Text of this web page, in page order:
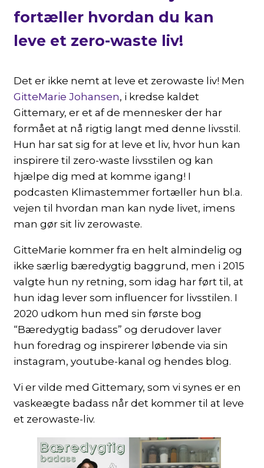
fortæller hvordan du kan
leve et zero-waste liv!
Det er ikke nemt at leve et zerowaste liv! Men
GitteMarie Johansen, i kredse kaldet
Gittemary, er et af de mennesker der har
formået at nå rigtig langt med denne livsstil.
Hun har sat sig for at leve et liv, hvor hun kan
inspirere til zero-waste livsstilen og kan
hjælpe dig med at komme igang! I
podcasten Klimastemmer fortæller hun bl.a.
vejen til hvordan man kan nyde livet, imens
man gør sit liv zerowaste.
GitteMarie kommer fra en helt almindelig og
ikke særlig bæredygtig baggrund, men i 2015
valgte hun ny retning, som idag har ført til, at
hun idag lever som influencer for livsstilen. I
2020 udkom hun med sin første bog
“Bæredygtig badass” og derudover laver
hun foredrag og inspirerer løbende via sin
instagram, youtube-kanal og hendes blog.
Vi er vilde med Gittemary, som vi synes er en
vaskeægte badass når det kommer til at leve
et zerowaste-liv.